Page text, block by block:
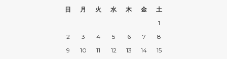
日
月 火 水 木 金
土
1
2
3 4 5 6 7
8
9
10 11 12 13 14
15